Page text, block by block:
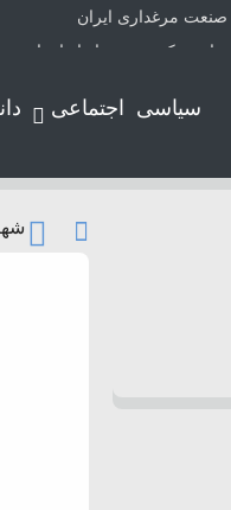
مرغداری ایران
خوب پیش می‌رود
که از قانون جلوتر حرکت
سیاسی اجتماعی